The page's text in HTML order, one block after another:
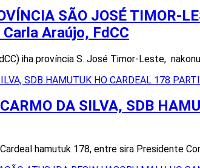
SÃO JOSÉ TIMOR-
Carla Araújo, FdCC
iha província S. José Timor-Leste,
DA SILVA, SDB
hamutuk 178, entre sira Presidente